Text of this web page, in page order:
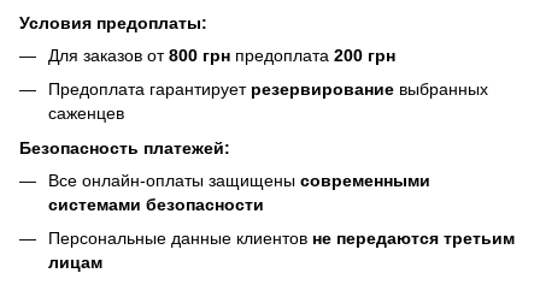
Условия предоплаты:
Для заказов от800 грн предоплата 200 грн
Предоплата гарантирует резервирование выбранных
саженцев
Безопасность платежей:
Все онлайн-оплаты защищены современными
системами безопасности
Персональные данные клиентов не передаются третьим
лицам